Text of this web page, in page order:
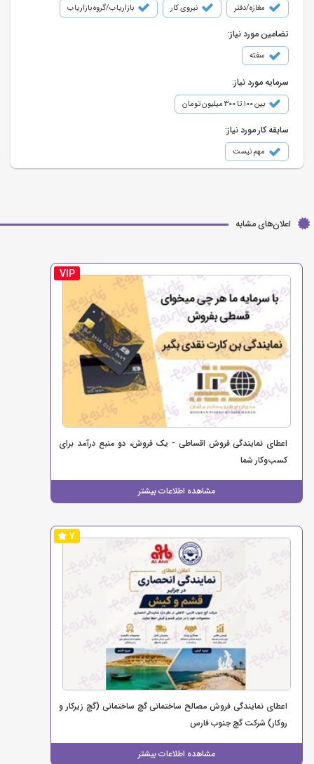
مغازه/دفتر نیروی کار بازاریاب/گروه بازاریاب
تضامین مورد نیاز:
سفته
سرمایه مورد نیاز:
بین ۱۰۰ تا ۳۰۰ میلیون تومان
سابقه کار مورد نیاز:
مهم نیست
اعلان‌های مشابه
VIP
اعطای نمایندگی فروش اقساطی - یک فروش، دو منبع درآمد برای
کسب‌وکار شما
مشاهده اطلاعات بیشتر
7
اعطای نمایندگی فروش مصالح ساختمانی گچ ساختمانی (گچ زیرکار و
روکار) شرکت گچ جنوب فارس
مشاهده اطلاعات بیشتر